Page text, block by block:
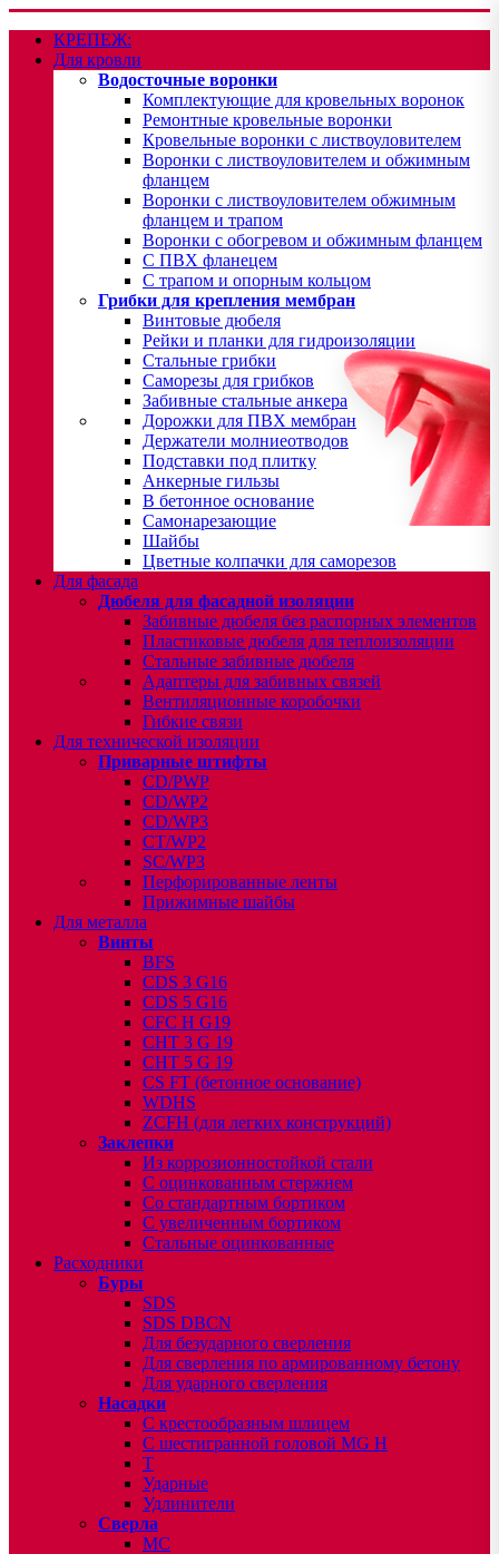
КРЕПЕЖ:
Для кровли
Водосточные воронки
Комплектующие для кровельных воронок
Ремонтные кровельные воронки
Кровельные воронки с листвоуловителем
Воронки с листвоуловителем и обжимным
фланцем
Воронки с листвоуловителем обжимным
фланцем и трапом
Воронки с обогревом и обжимным фланцем
С ПВХ фланецем
С трапом и опорным кольцом
Грибки для крепления мембран
Винтовые дюбеля
Рейки и планки для гидроизоляции
Стальные грибки
Саморезы для грибков
Забивные стальные анкера
Дорожки для ПВХ мембран
Держатели молниеотводов
Подставки под плитку
Анкерные гильзы
В бетонное основание
Самонарезающие
Шайбы
Цветные колпачки для саморезов
Для фасада
Дюбеля для фасадной изоляции
Забивные дюбеля без распорных элементов
Пластиковые дюбеля для теплоизоляции
Стальные забивные дюбеля
Адаптеры для забивных связей
Вентиляционные коробочки
Гибкие связи
Для технической изоляции
Приварные штифты
CD/PWP
CD/WP2
CD/WP3
CT/WP2
SC/WP3
Перфорированные ленты
Прижимные шайбы
Для металла
Винты
BFS
CDS 3 G16
CDS 5 G16
CFC H G19
CHT 3 G 19
CHT 5 G 19
CS FT (бетонное основание)
WDHS
ZCFH (для легких конструкций)
Заклепки
Из коррозионностойкой стали
С оцинкованным стержнем
Со стандартным бортиком
С увеличенным бортиком
Стальные оцинкованные
Расходники
Буры
SDS
SDS DBCN
Для безударного сверления
Для сверления по армированному бетону
Для ударного сверления
Насадки
С крестообразным шлицем
С шестигранной головой MG H
T
Ударные
Удлинители
Сверла
МС